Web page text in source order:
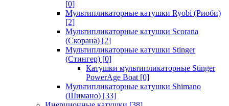
[0]
Мультипликаторные катушки Ryobi (Риоби)
[2]
Мультипликаторные катушки Scorana
(Скорана) [2]
Мультипликаторные катушки Stinger
(Стингер) [0]
Катушки мультипликаторные Stinger
PowerAge Boat [0]
Мультипликаторные катушки Shimano
(Шимано) [33]